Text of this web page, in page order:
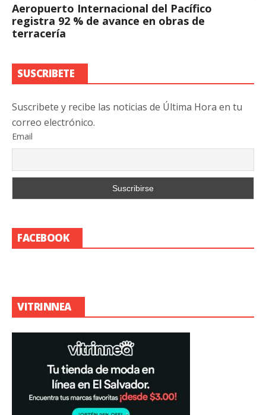
Aeropuerto Internacional del Pacífico
registra 92 % de avance en obras de
terracería
SUSCRIBETE
Suscribete y recibe las noticias de Última Hora en tu
correo electrónico.
Email
FACEBOOK
VITRINNEA